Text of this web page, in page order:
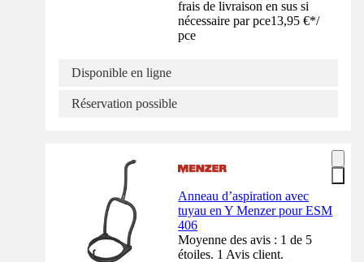
frais de livraison en sus si
nécessaire par pce13,95 €*/
pce
Disponible en ligne
Réservation possible
Anneau d’aspiration avec
tuyau en Y Menzer pour ESM
406
Moyenne des avis : 1 de 5
étoiles. 1 Avis client.